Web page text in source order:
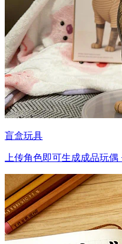
盲盒玩具
上传角色即可生成成品玩偶